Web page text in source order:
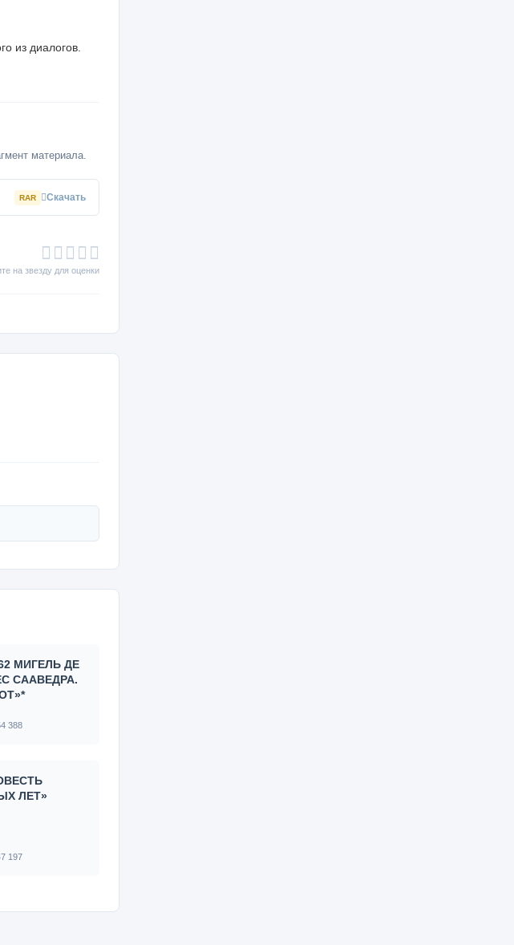
из диалогов.
материала.
RAR Скачать
на звезду для оценки
МИГЕЛЬ ДЕ
СААВЕДРА.
388
ЛЕТ»
197